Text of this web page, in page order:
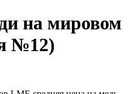
на мировом
№12)